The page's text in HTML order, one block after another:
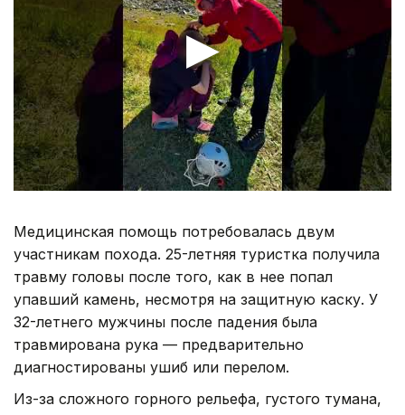
Медицинская помощь потребовалась двум
участникам похода. 25-летняя туристка получила
травму головы после того, как в нее попал
упавший камень, несмотря на защитную каску. У
32-летнего мужчины после падения была
травмирована рука — предварительно
диагностированы ушиб или перелом.
Из-за сложного горного рельефа, густого тумана,